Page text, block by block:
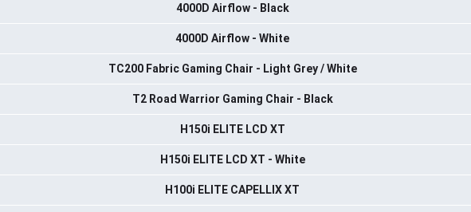
4000D Airflow - Black
4000D Airflow - White
TC200 Fabric Gaming Chair - Light Grey / White
T2 Road Warrior Gaming Chair - Black
H150i ELITE LCD XT
H150i ELITE LCD XT - White
H100i ELITE CAPELLIX XT